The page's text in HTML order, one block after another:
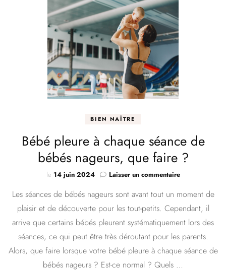
BIEN NAÎTRE
Bébé pleure à chaque séance de
bébés nageurs, que faire ?
le 14 juin 2024 Laisser un commentairesur
pleure
chaque
séance
de
bébés
nageurs,
que
Les séances de bébés nageurs sont avant tout un moment de
plaisir et de découverte pour les tout-petits. Cependant, il
arrive que certains bébés pleurent systématiquement lors des
séances, ce qui peut être très déroutant pour les parents.
Alors, que faire lorsque votre bébé pleure à chaque séance de
bébés nageurs ? Est-ce normal ? Quels …